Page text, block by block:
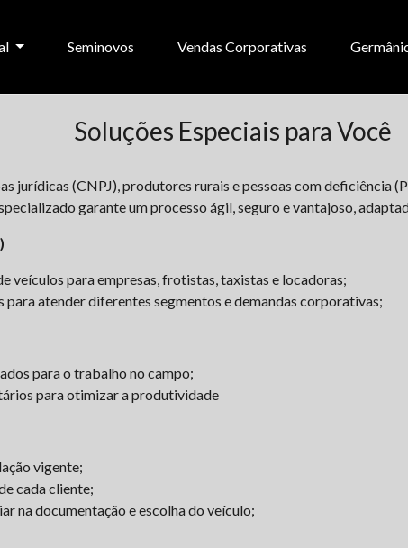
Seminovos Vendas Corporativas
Soluções Especiais para Você
jurídicas (CNPJ), produtores rurais e pessoas com deficiência
garante um processo ágil, seguro e vantajoso,
veículos para empresas, frotistas, taxistas e locadoras;
para atender diferentes segmentos e demandas corporativas;
para o trabalho no campo;
para otimizar a produtividade
vigente;
cada cliente;
na documentação e escolha do veículo;